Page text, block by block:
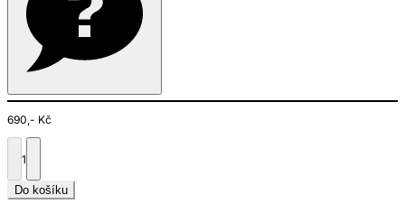
690,- Kč
1
Do košíku